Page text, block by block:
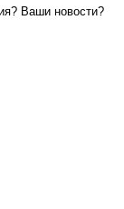
Ваши новости?